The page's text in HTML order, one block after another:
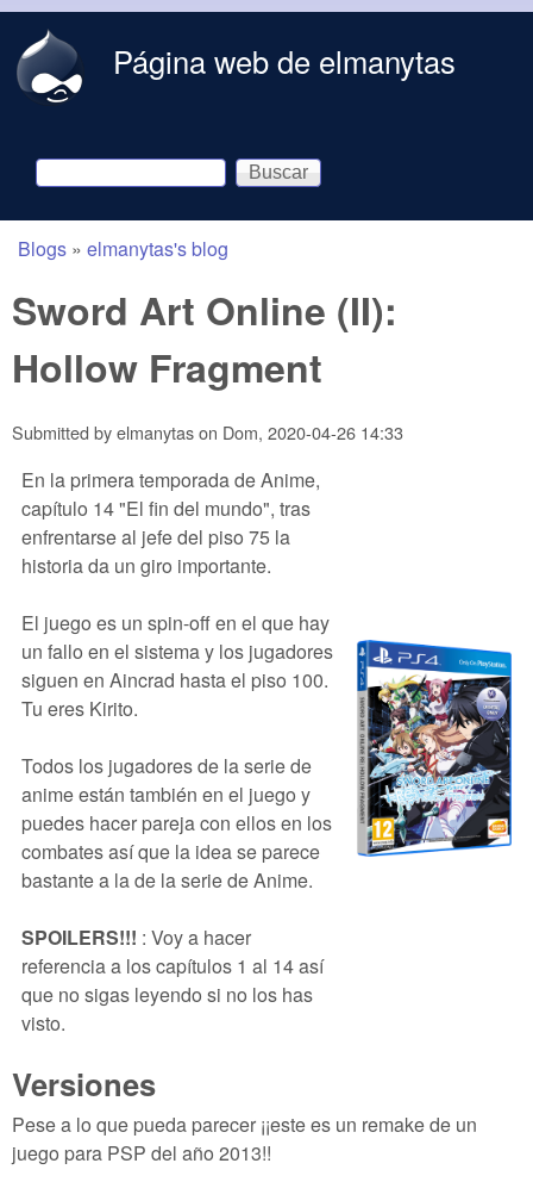
Página web de elmanytas
Formulario de búsqueda
Buscar
You are here
Blogs » elmanytas's blog
Sword Art Online (II):
Hollow Fragment
Submitted byelmanytason Dom, 2020-04-26 14:33
En la primera temporada de Anime,
capítulo 14 "El fin del mundo", tras
enfrentarse al jefe del piso 75 la
historia da un giro importante.
El juego es un spin-off en el que hay
un fallo en el sistema y los jugadores
siguen en Aincrad hasta el piso 100.
Tu eres Kirito.
Todos los jugadores de la serie de
anime están también en el juego y
puedes hacer pareja con ellos en los
combates así que la idea se parece
bastante a la de la serie de Anime.
SPOILERS!!! : Voy a hacer
referencia a los capítulos 1 al 14 así
que no sigas leyendo si no los has
visto.
Versiones
Pese a lo que pueda parecer ¡¡este es un remake de un
juego para PSP del año 2013!!